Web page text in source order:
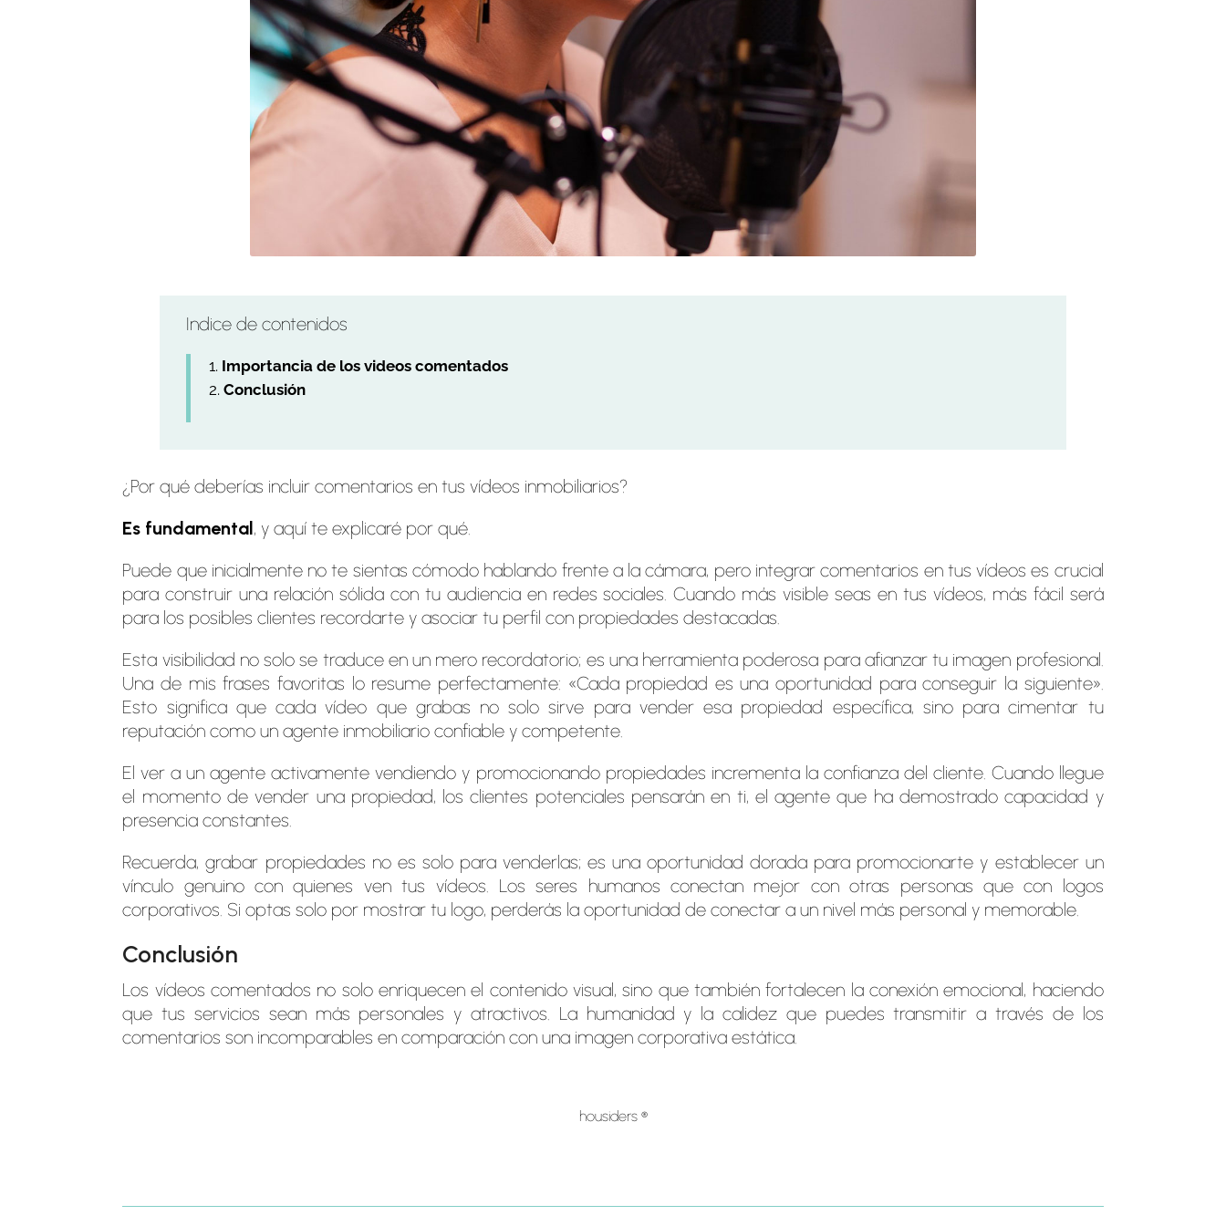
Indice de contenidos
Importancia de los videos comentados
Conclusión
¿Por qué deberías incluir comentarios en tus vídeos inmobiliarios?
Es fundamental, y aquí te explicaré por qué.
Puede que inicialmente no te sientas cómodo hablando frente a la cámara, pero integrar comentarios en tus vídeos es crucial
para construir una relación sólida con tu audiencia en redes sociales. Cuando más visible seas en tus vídeos, más fácil será
para los posibles clientes recordarte y asociar tu perfil con propiedades destacadas.
Esta visibilidad no solo se traduce en un mero recordatorio; es una herramienta poderosa para afianzar tu imagen profesional.
Una de mis frases favoritas lo resume perfectamente: «Cada propiedad es una oportunidad para conseguir la siguiente».
Esto significa que cada vídeo que grabas no solo sirve para vender esa propiedad específica, sino para cimentar tu
reputación como un agente inmobiliario confiable y competente.
El ver a un agente activamente vendiendo y promocionando propiedades incrementa la confianza del cliente. Cuando llegue
el momento de vender una propiedad, los clientes potenciales pensarán en ti, el agente que ha demostrado capacidad y
presencia constantes.
Recuerda, grabar propiedades no es solo para venderlas; es una oportunidad dorada para promocionarte y establecer un
vínculo genuino con quienes ven tus vídeos. Los seres humanos conectan mejor con otras personas que con logos
corporativos. Si optas solo por mostrar tu logo, perderás la oportunidad de conectar a un nivel más personal y memorable.
Conclusión
Los vídeos comentados no solo enriquecen el contenido visual, sino que también fortalecen la conexión emocional, haciendo
que tus servicios sean más personales y atractivos. La humanidad y la calidez que puedes transmitir a través de los
comentarios son incomparables en comparación con una imagen corporativa estática.
housiders ®